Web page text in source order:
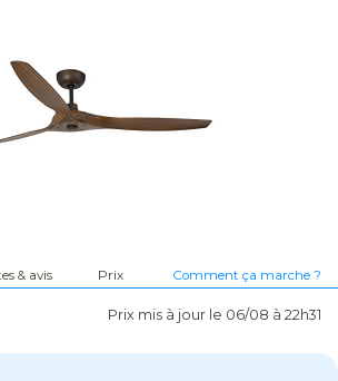
& avis Prix Comment ça marche ?
Prix mis à jour le 06/08 à 22h31